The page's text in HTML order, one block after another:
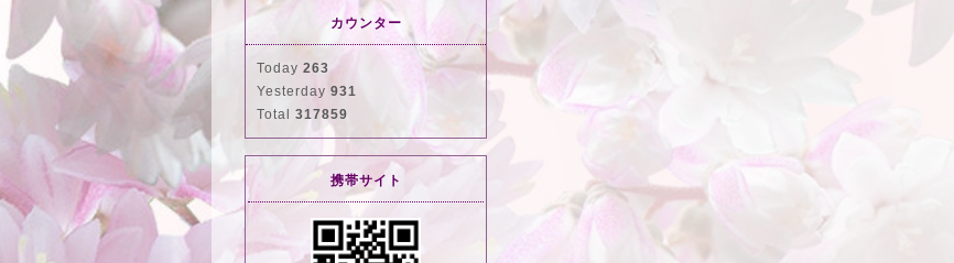
カウンター
Today 263
Yesterday 931
Total 317859
携帯サイト